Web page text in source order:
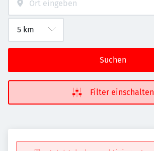
Suchen
Filter einschalten